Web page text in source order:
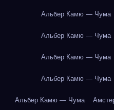
Альбер Камю — Чума
Альбер Камю — Чума
Альбер Камю — Чума
Альбер Камю — Чума
Альбер Камю — Чума